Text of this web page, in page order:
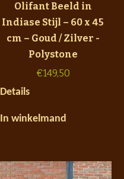
Olifant Beeld in
Indiase Stijl – 60 x 45
cm – Goud / Zilver -
Polystone
€149,50
Details
In winkelmand